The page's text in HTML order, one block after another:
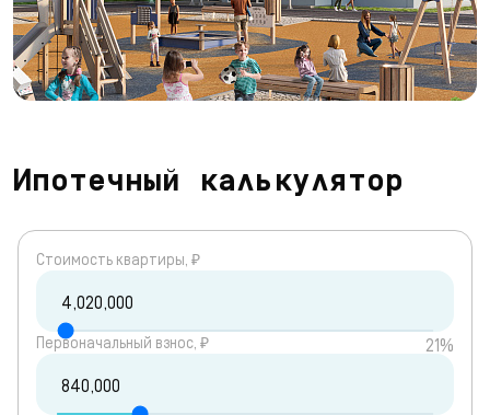
Ипотечный калькулятор
Cтоимость квартиры, ₽
Первоначальный взнос, ₽ 21%